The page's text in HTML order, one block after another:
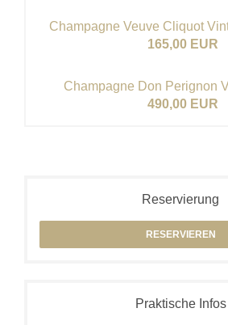
Champagne Veuve Cliquot
165,00 EUR
Champagne Don Perignon
490,00 EUR
Reservierung
RESERVIEREN
Praktische Infos